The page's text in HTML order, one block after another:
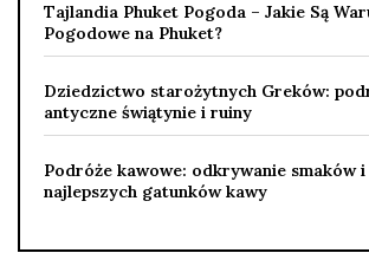
Tajlandia Phuket Pogoda – Jakie Są
Pogodowe na Phuket?
Dziedzictwo starożytnych Greków:
antyczne świątynie i ruiny
Podróże kawowe: odkrywanie smaków
najlepszych gatunków kawy